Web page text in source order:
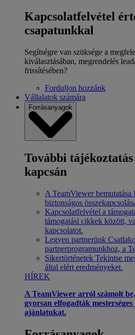
Kapcsolatfelvétel
csapatunkkal
Segítségre van szüksége a
kiválasztásában, megrendelés
frissítésében?
Forduljon hozzánk
Vállalatok számára
Forrásanyagok
További
kapcsán
A TeamViewer bemutatása
biztonságos
Kapcsolatfelvétel a
támogatási cikkek között,
kapcsolatot.
Legyen partnerünk
partnerprogramunkhoz, a
Sikertörténetek Tekintse
által elért eredményeket.
HÍREK
A TeamViewer arról számolt
gyorsan elfogadták
ajánlatukat.